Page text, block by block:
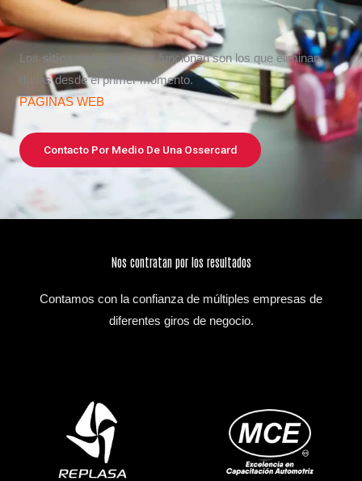
Los sitios web que mejor funcionan son los que eliminan
dudas desde el primer momento.
PÁGINAS WEB
Contacto Por Medio De Una Ossercard
Nos contratan por los resultados
Contamos con la confianza de múltiples empresas de
diferentes giros de negocio.